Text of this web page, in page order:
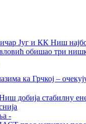
Југ и КК Ниш
обишао три
ка Грчкој –
добија стабилну
-